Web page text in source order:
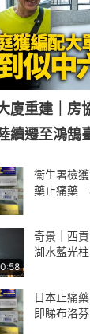
廈重建｜房
續遷至鴻鵠
衞生署檢
藥止痛藥
奇景｜西
湖水藍光
日本止痛
即睇布洛